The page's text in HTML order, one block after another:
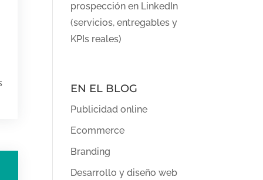
prospección en LinkedIn
(servicios, entregables y
KPIs reales)
EN EL BLOG
Publicidad online
Ecommerce
Branding
Desarrollo y diseño web